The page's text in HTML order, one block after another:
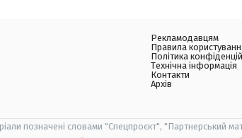
Рекламодавцям
Правила
Політика
Технічна інформація
Контакти
Архів
позначені словами "Спецпроєкт", "Партнерський